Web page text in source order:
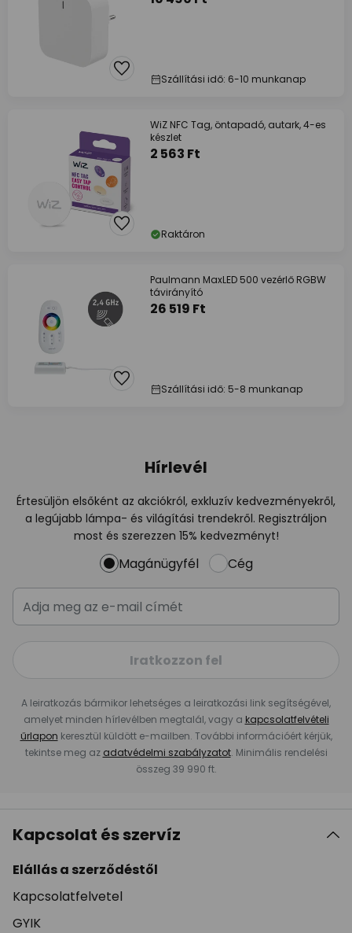
Szállítási idő: 6-10 munkanap
WiZ NFC Tag, öntapadó, autark, 4-es
készlet
2 563 Ft
Raktáron
Paulmann MaxLED 500 vezérlő RGBW
távirányító
26 519 Ft
Szállítási idő: 5-8 munkanap
Hírlevél
Értesüljön elsőként az akciókról, exkluzív kedvezményekről,
a legújabb lámpa- és világítási trendekről. Regisztráljon
most és szerezzen 15% kedvezményt!
Magánügyfél Cég
Iratkozzon fel
A leiratkozás bármikor lehetséges a leiratkozási link segítségével,
amelyet minden hírlevélben megtalál, vagy a kapcsolatfelvételi
űrlapon keresztül küldött e-mailben. További információért kérjük,
tekintse meg az adatvédelmi szabályzatot. Minimális rendelési
összeg 39 990 ft.
Kapcsolat és szervíz
Elállás a szerződéstől
Kapcsolatfelvetel
GYIK